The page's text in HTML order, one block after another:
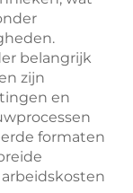
belangrijk
zijn
en
formaten